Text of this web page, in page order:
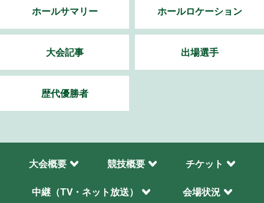
ホールサマリー ホールロケーション
大会記事 出場選手
歴代優勝者
大会概要 競技概要 チケット
中継（TV・ネット放送） 会場状況